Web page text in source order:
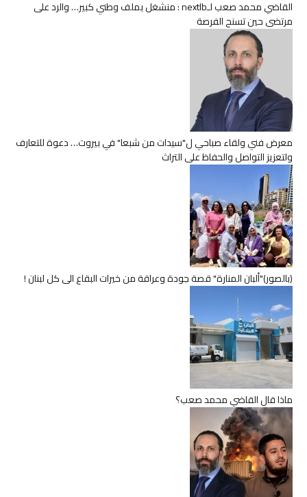
القاضي محمد صعب لـnextlb : منشغل بملف وطني كبير… والرد على
مرتضى حين تسنح الفرصة
معرض فني ولقاء صباحي ل"سيدات من شبعا" في بيروت… دعوة للتعارف
ولتعزيز التواصل والحفاظ على التراث
(بالصور)"ألبان المنارة" قصة جودة وعراقة من خيرات البقاع الى كل لبنان !
ماذا قال القاضي محمد صعب؟